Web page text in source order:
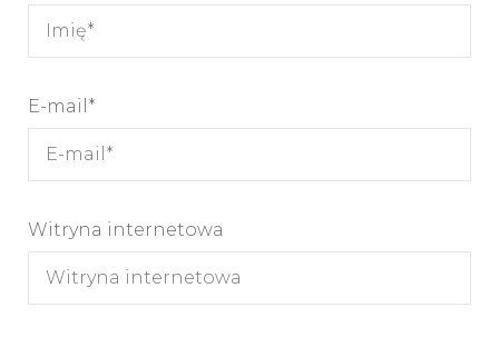
E-mail *
Witryna internetowa